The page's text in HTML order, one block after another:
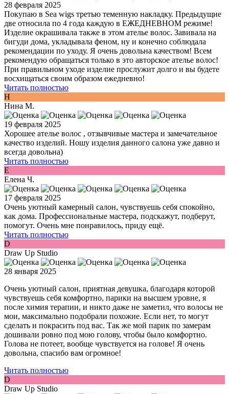
28 февраля 2025
Покупаю в Sea wigs третью теменную накладку. Предыдущие
две относила по 4 года каждую в ЕЖЕДНЕВНОМ режиме!
Изделие окрашивала также в этом ателье волос. Завивала на
бигуди дома, укладывала феном, ну и конечно соблюдала
рекомендации по уходу. Я очень довольна качеством! Всем
рекомендую обращаться только в это авторское ателье волос!
При правильном уходе изделие прослужит долго и вы будете
восхищаться своим образом ежедневно!
Читать полностью
Н
Нина М.
19 февраля 2025
Хорошее ателье волос , отзывчивые мастера и замечательное
качество изделий. Ношу изделия данного салона уже давно и
всегда довольна)
Читать полностью
Е
Елена Ч.
17 февраля 2025
Очень уютный камерный салон, чувствуешь себя спокойно,
как дома. Профессиональные мастера, подскажут, подберут,
помогут. Очень мне понравилось, приду ещё.
Читать полностью
D
Draw Up Studio
28 января 2025
Очень уютный салон, приятная девушка, благодаря которой
чувствуешь себя комфортно, парики на высшем уровне, я
после химия терапии, и никто даже не заметил, что волосы не
мои, максимально подобрали похожие. Если нет, то могут
сделать и покрасить под вас. Так же мой парик по замерам
дошивали ровно под мою голову, чтобы было комфортно.
Голова не потеет, вообще чувствуется на голове! Я очень
довольна, спасибо вам огромное!
Читать полностью
D
Draw Up Studio